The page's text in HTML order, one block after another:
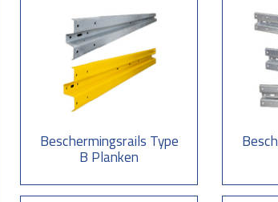
- Vangrails ter bescherming van kwetsbare
- Doorrijbeveiliging t.b.v. braakpreventie
- Randbeveiliging in parkeergarages
Beschermingsrails voor doorrrijbeveiliging of
Beschermingsrails zijn toe te passen ter
randbeveiliging in parkeergarages. Door middel van
Beschermingsrails in RAL kleuren en
beschermingsrail is 750 mm. buiten en 550 mm binnen.
Beschermingsrails Type
B Planken